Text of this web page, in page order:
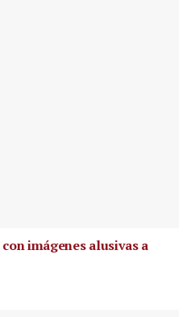
imágenes alusivas a